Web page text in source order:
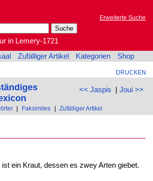
Erweiterte Suche
in Lemery-1721
Zufälliger Artikel Kategorien Shop
DRUCKEN
<< Jaspis | Joui >>
Faksimiles Zufälliger Artikel
ist ein Kraut, dessen es zwey Arten giebet.